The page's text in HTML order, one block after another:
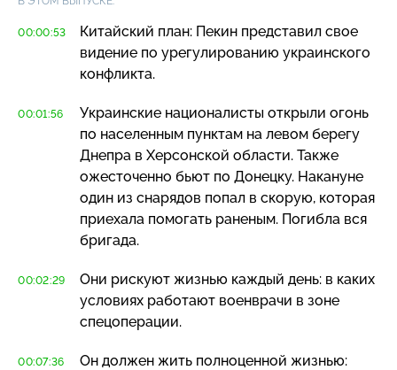
00:00:53
Китайский план: Пекин представил свое
видение по урегулированию украинского
конфликта.
00:01:56
Украинские националисты открыли огонь
по населенным пунктам на левом берегу
Днепра в Херсонской области. Также
ожесточенно бьют по Донецку. Накануне
один из снарядов попал в скорую, которая
приехала помогать раненым. Погибла вся
бригада.
00:02:29
Они рискуют жизнью каждый день: в каких
условиях работают военврачи в зоне
спецоперации.
00:07:36
Он должен жить полноценной жизнью: